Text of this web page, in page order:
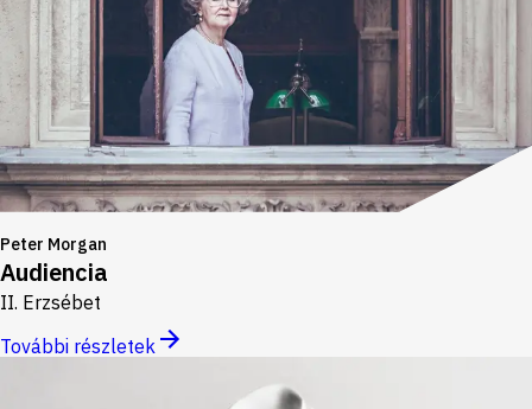
Peter Morgan
Audiencia
II. Erzsébet
További részletek